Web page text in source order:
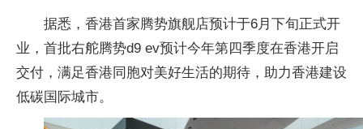
据悉，香港首家腾势旗舰店预计于6月下旬正式开
业，首批右舵腾势d9 ev预计今年第四季度在香港开启
交付，满足香港同胞对美好生活的期待，助力香港建设
低碳国际城市。